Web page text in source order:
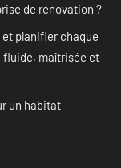
de rénovation ?
et planifier chaque
fluide, maîtrisée et
un habitat